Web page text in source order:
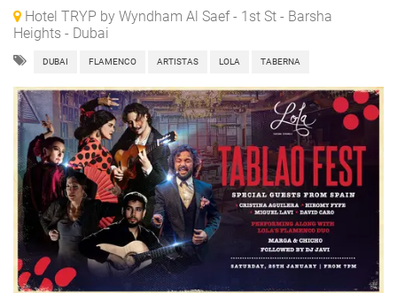
Hotel TRYP by Wyndham Al Saef - 1st St - Barsha
Heights - Dubai
DUBAI FLAMENCO ARTISTAS LOLA TABERNA